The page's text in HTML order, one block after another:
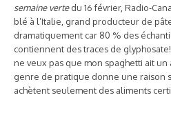
semaine vertedu 16 février, Radio-
blé à l’Italie, grand producteur de
dramatiquement car 80 % des
contiennent des traces de
ne veux pas que mon spaghetti ait
genre de pratique donne une raison
achètent seulement des aliments